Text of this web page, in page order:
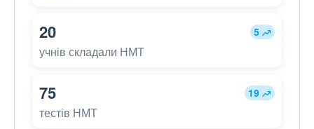
20 5
учнів складали НМТ
75 19
тестів НМТ